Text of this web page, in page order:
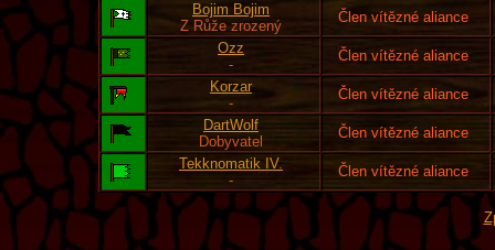
Bojim Bojim
Z Růže zrozený
Člen vítězné aliance
Ozz
-
Člen vítězné aliance
Korzar
-
Člen vítězné aliance
DartWolf
Dobyvatel
Člen vítězné aliance
Tekknomatik IV.
-
Člen vítězné aliance